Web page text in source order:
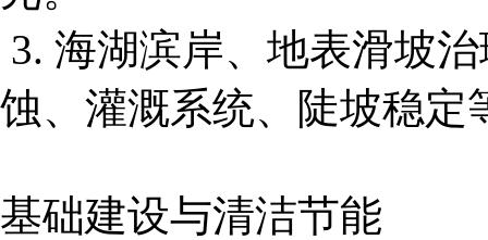
3. 海湖滨岸、地表滑坡
蚀、灌溉系统、陡坡稳定
基础建设与清洁节能